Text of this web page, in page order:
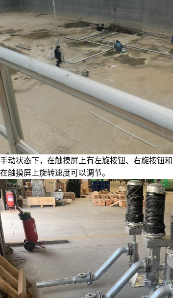
手动状态下，在触摸屏上有左旋按钮、右旋按钮
在触摸屏上旋转速度可以调节。